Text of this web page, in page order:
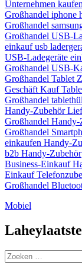
Unternehmen
Großhandel iphone
Großhandel
Großhandel USB-
einkauf usb
USB-Ladegeräte
Großhandel USB-
Großhandel Tablet
Geschäft Kauf
Großhandel
Handy-Zubehör
Großhandel Handy-
Großhandel
einkaufen Handy-
b2b Handy-Zubehör
Business-Einkauf
Einkauf
Großhandel
Mobiel
Zoeken
naar: